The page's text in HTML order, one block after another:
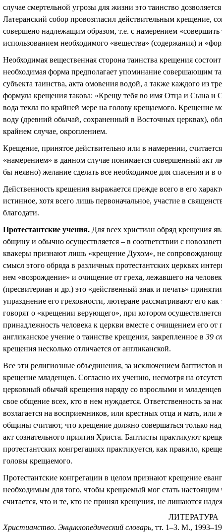
случае смертельной угрозы для жизни это таинство
Латеранский собор провозгласил действительным крещение,
совершено надлежащим образом, т.е. с намерением «совершить
использованием необходимого «вещества» (содержания) и
Необходимая вещественная сторона таинства крещения
необходимая форма предполагает упоминание совершающим
субъекта таинства, акта омовения водой, а также каждого из
формула крещения такова: «Крещу тебя во имя Отца и Сына и
вода текла по крайней мере на голову крещаемого. Крещение
воду (древний обычай, сохраненный в Восточных церквах),
крайнем случае, окроплением.
Крещение, принятое действительно или в намерении,
«намерением» в данном случае понимается совершенный акт
бы неявно) желание сделать все необходимое для спасения и в
Действенность крещения выражается прежде всего в его
истинное, хотя всего лишь первоначальное, участие в
благодати.
Протестантские учения. Для всех христиан обряд крещения
общину и обычно осуществляется – в соответствии с
квакеры признают лишь «крещение Духом», не
смысл этого обряда в различных протестантских церквях
нем «возрождение» и очищение от греха, лежавшего на
(пресвитериан и др.) это «действенный знак и печать»
упразднение его греховности, лютеране рассматривают его как
говорят о «крещении верующего», при котором
принадлежность человека к церкви вместе с очищением его
англиканское учение о таинстве крещения, закрепленное в 39
крещения несколько отличается от англиканской.
Все эти религиозные объединения, за исключением
крещение младенцев. Согласно их учению, несмотря на
церковный обычай крещения наряду со взрослыми и младенцев
свое общение всех, кто в нем нуждается. Ответственность за
возлагается на восприемников, или крестных отца и мать,
общины считают, что крещение должно совершаться только
акт сознательного приятия Христа. Баптисты практикуют
протестантских конгрегациях практикуется, как правило,
головы крещаемого.
Протестантские конгрегации в целом признают крещение
необходимым для того, чтобы крещаемый мог стать
считается, что и те, кто не принял крещения, не лишаются
ЛИТЕРАТУРА
Христианство. Энциклопедический словарь, тт. 1–3. М.,